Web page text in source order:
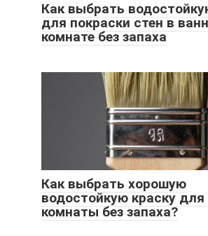
Как выбрать
для покраски стен в
комнате без запаха
Как выбрать хорошую
водостойкую краску для
комнаты без запаха?